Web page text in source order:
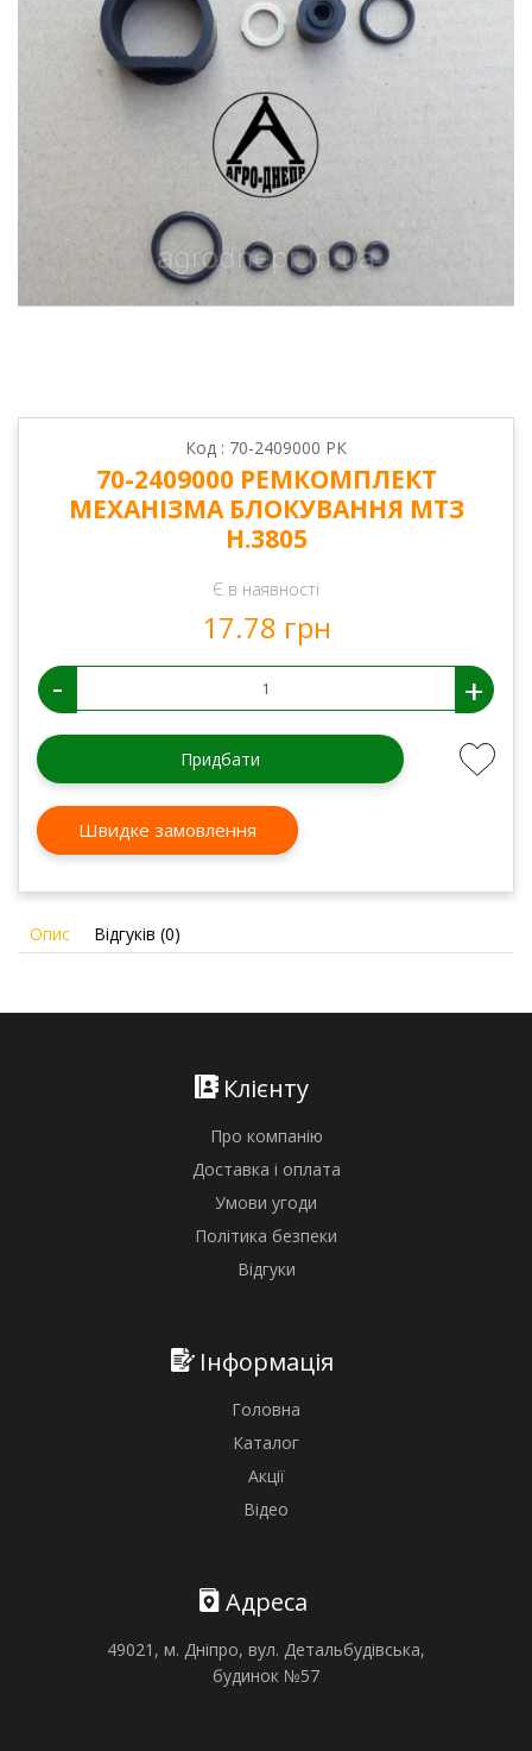
Код : 70-2409000 РК
70-2409000 РЕМКОМПЛЕКТ
МЕХАНІЗМА БЛОКУВАННЯ МТЗ
Н.3805
Є в наявності
17.78 грн
- +
Придбати
Швидке замовлення
Опис Відгуків (0)
Клієнту
Про компанію
Доставка і оплата
Умови угоди
Політика безпеки
Відгуки
Інформація
Головна
Каталог
Акції
Відео
Адреса
49021, м. Дніпро, вул. Детальбудівська,
будинок №57